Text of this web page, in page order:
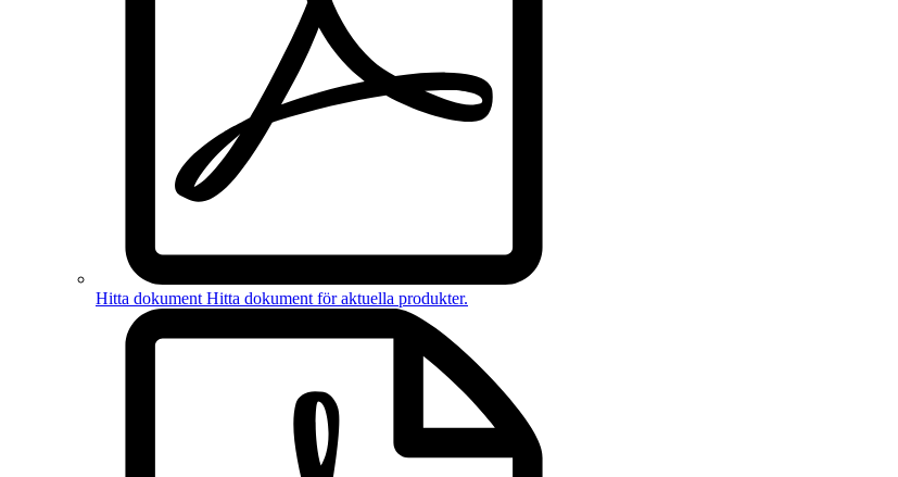
Hitta dokument Hitta dokument föraktuella produkter.